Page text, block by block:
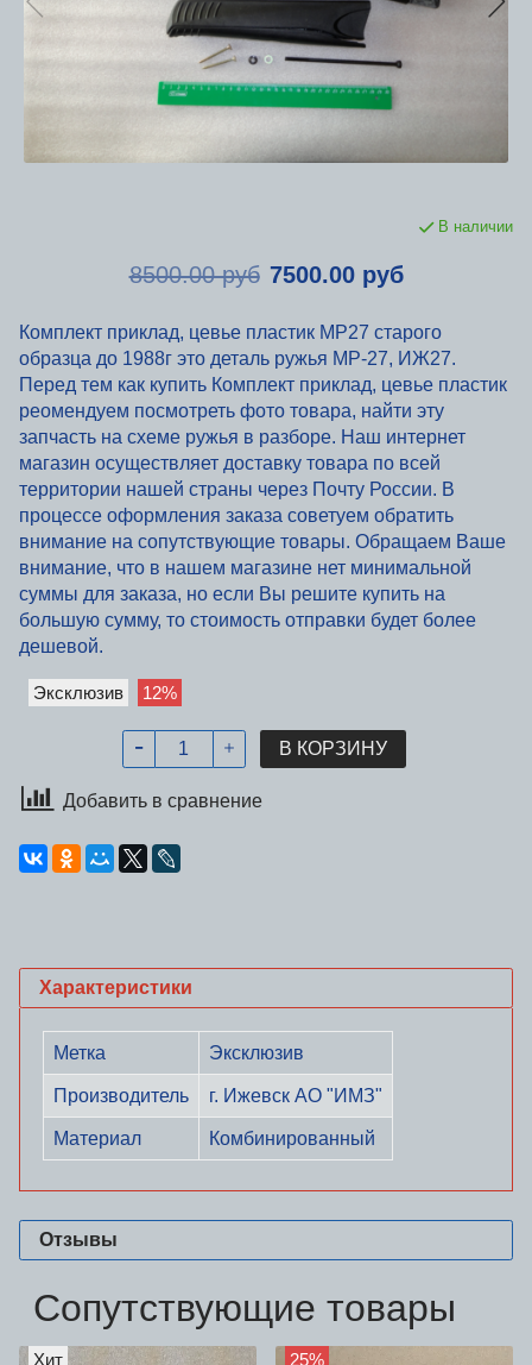
В наличии
8500.00 руб 7500.00 руб
Комплект приклад, цевье пластик МР27 старого
образца до 1988г это деталь ружья МР-27, ИЖ27.
Перед тем как купить Комплект приклад, цевье пластик
реомендуем посмотреть фото товара, найти эту
запчасть на схеме ружья в разборе. Наш интернет
магазин осуществляет доставку товара по всей
территории нашей страны через Почту России. В
процессе оформления заказа советуем обратить
внимание на сопутствующие товары. Обращаем Ваше
внимание, что в нашем магазине нет минимальной
суммы для заказа, но если Вы решите купить на
большую сумму, то стоимость отправки будет более
дешевой.
Эксклюзив 12%
В КОРЗИНУ
Добавить в сравнение
Характеристики
Метка Эксклюзив
Производитель г. Ижевск АО "ИМЗ"
Материал Комбинированный
Отзывы
Сопутствующие товары
Хит 25%